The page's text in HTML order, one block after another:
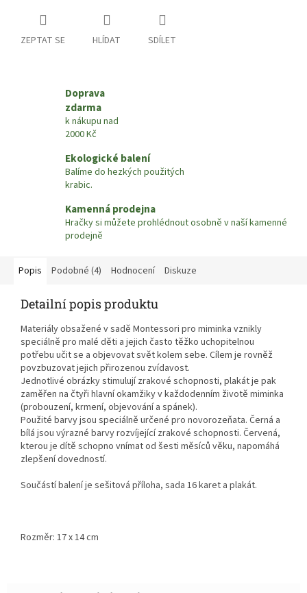
ZEPTAT SE HLÍDAT SDÍLET
Doprava
zdarma
k nákupu nad
2000 Kč
Ekologické balení
Balíme do hezkých použitých
krabic.
Kamenná prodejna
Hračky si můžete prohlédnout osobně v naší kamenné
prodejně
Popis Podobné (4) Hodnocení Diskuze
Detailní popis produktu
Materiály obsažené v sadě Montessori pro miminka vznikly
speciálně pro malé děti a jejich často těžko uchopitelnou
potřebu učit se a objevovat svět kolem sebe. Cílem je rovněž
povzbuzovat jejich přirozenou zvídavost.
Jednotlivé obrázky stimulují zrakové schopnosti, plakát je pak
zaměřen na čtyři hlavní okamžiky v každodenním životě miminka
(probouzení, krmení, objevování a spánek).
Použité barvy jsou speciálně určené pro novorozeňata. Černá a
bílá jsou výrazné barvy rozvíjející zrakové schopnosti. Červená,
kterou je dítě schopno vnímat od šesti měsíců věku, napomáhá
zlepšení dovedností.
Součástí balení je sešitová příloha, sada 16 karet a plakát.
Rozměr: 17 x 14 cm